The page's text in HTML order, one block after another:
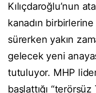
Kılıçdaroğlu’nun
kanadın
sürerken yakın
gelecek yeni
tutuluyor. MHP
başlattığı